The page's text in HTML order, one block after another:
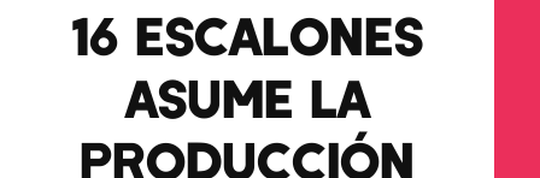
16 ESCALONES
ASUME LA
PRODUCCIÓN